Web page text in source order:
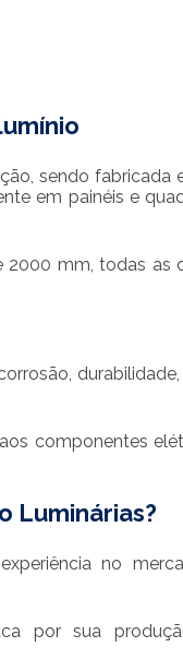
sendo fabricada
em painéis e
2000 mm, todas as
componentes
Luminárias?
no
por sua